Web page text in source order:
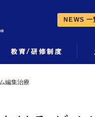
NEWS 一
編集治療